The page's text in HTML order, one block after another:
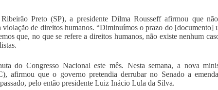
Preto (SP), a presidente Dilma Rousseff afirmou que
violação de direitos humanos. “Diminuímos o prazo do [documento]
que, no que se refere a direitos humanos, não existe nenhum
do Congresso Nacional este mês. Nesta semana, a nova
afirmou que o governo pretendia derrubar no Senado a
pelo então presidente Luiz Inácio Lula da Silva.